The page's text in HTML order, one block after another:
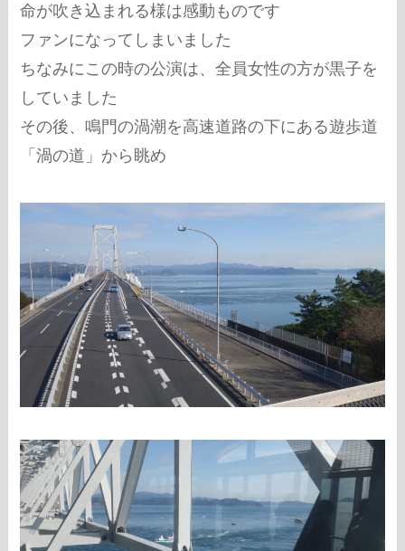
命が吹き込まれる様は感動ものです
ファンになってしまいました
ちなみにこの時の公演は、全員女性の方が黒子を
していました
その後、鳴門の渦潮を高速道路の下にある遊歩道
「渦の道」から眺め